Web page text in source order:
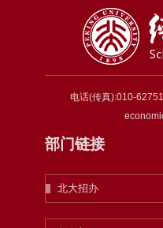
电话(传真):010-
部门链接
北大招办